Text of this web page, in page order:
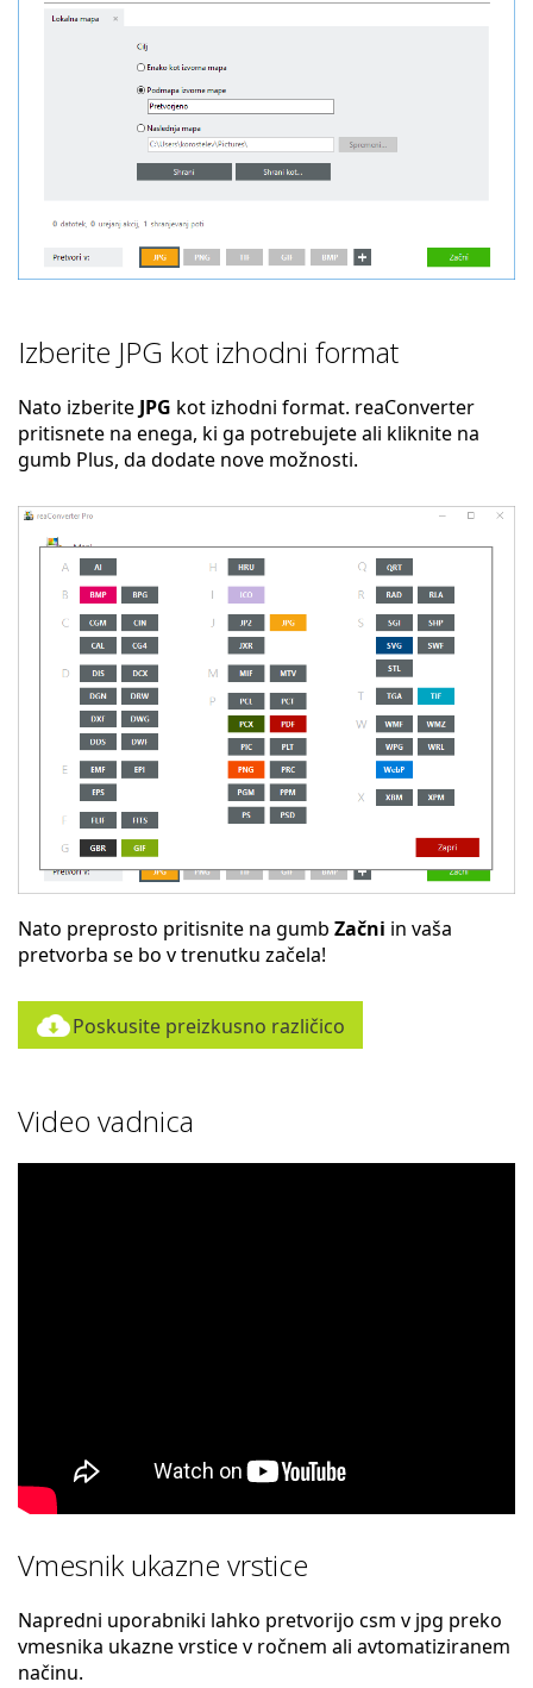
Izberite JPG kot izhodni format
Nato izberite JPG kot izhodni format. reaConverter
pritisnete na enega, ki ga potrebujete ali kliknite na
gumb Plus, da dodate nove možnosti.
Nato preprosto pritisnite na gumb Začni in vaša
pretvorba se bo v trenutku začela!
Poskusite preizkusno različico
Video vadnica
Vmesnik ukazne vrstice
Napredni uporabniki lahko pretvorijo csm v jpg preko
vmesnika ukazne vrstice v ročnem ali avtomatiziranem
načinu.